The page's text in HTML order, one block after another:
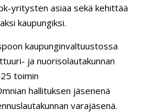
yritysten asiaa sekä kehittää
kaupungiksi.
kaupunginvaltuustossa
ja nuorisolautakunnan
toimin
hallituksen jäsenenä
varajäsenä.